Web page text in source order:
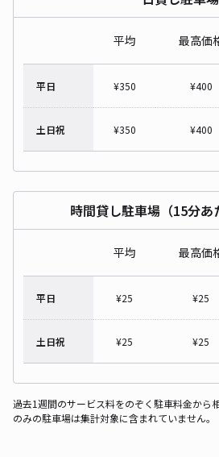
平均 最高価
平日 ¥350 ¥400
土日祝 ¥350 ¥400
時間貸し駐車場（15分あ
平均 最高価
平日 ¥25 ¥25
土日祝 ¥25 ¥25
過去1週間のサービス料をのぞく駐車料金から
のみの駐車場は集計対象に含まれていません。